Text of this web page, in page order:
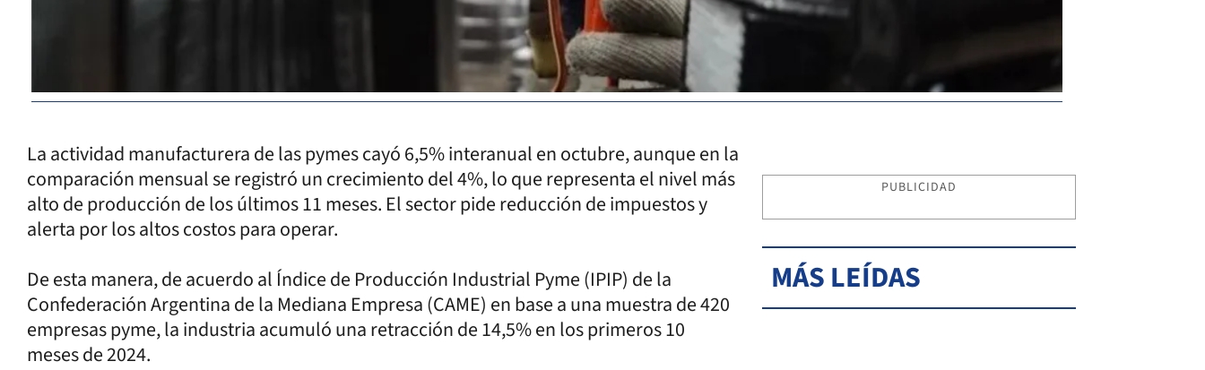
La actividad manufacturera de las pymes cayó 6,5% interanual en octubre, aunque en la
comparación mensual se registró un crecimiento del 4%, lo que representa el nivel más
alto de producción de los últimos 11 meses. El sector pide reducción de impuestos y
alerta por los altos costos para operar.
De esta manera, de acuerdo al Índice de Producción Industrial Pyme (IPIP) de la
Confederación Argentina de la Mediana Empresa (CAME) en base a una muestra de 420
empresas pyme, la industria acumuló una retracción de 14,5% en los primeros 10
meses de 2024.
PUBLICIDAD
MÁS LEÍDAS